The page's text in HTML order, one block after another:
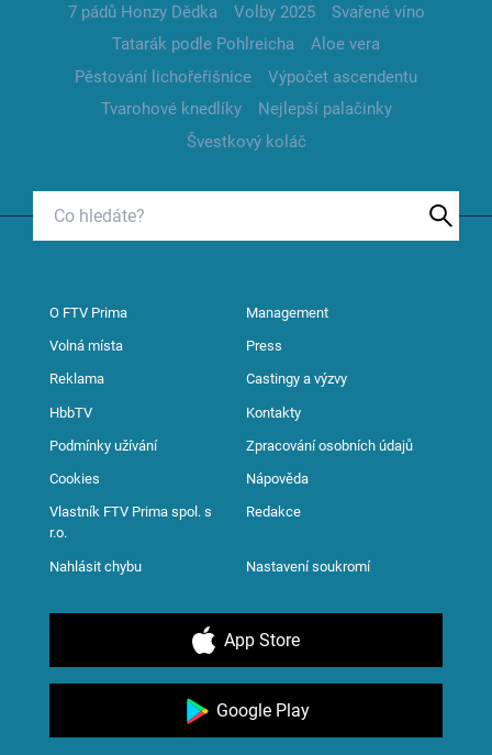
7 pádů Honzy Dědka
Volby 2025
Svařené víno
Tatarák podle Pohlreicha
Aloe vera
Pěstování lichořeřišnice
Výpočet ascendentu
Tvarohové knedlíky
Nejlepší palačinky
Švestkový koláč
O FTV Prima Management
Volná místa Press
Reklama Castingy a výzvy
HbbTV Kontakty
Podmínky užívání Zpracování osobních údajů
Cookies Nápověda
Vlastník FTV Prima spol. s
r.o.
Redakce
Nahlásit chybu Nastavení soukromí
App Store
Google Play